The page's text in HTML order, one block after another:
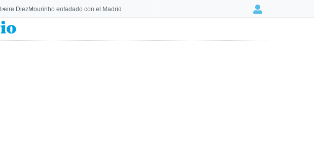
Leire DiezMourinho enfadado con el Madrid Login